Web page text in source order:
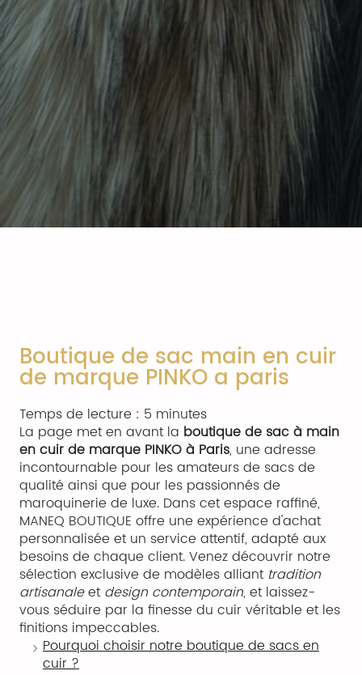
Boutique de sac main en cuir
de marque PINKO a paris
Temps de lecture : 5 minutes
La page met en avant la boutique de sac à main
en cuir de marque PINKO à Paris, une adresse
incontournable pour les amateurs de sacs de
qualité ainsi que pour les passionnés de
maroquinerie de luxe. Dans cet espace raffiné,
MANEQ BOUTIQUE offre une expérience d'achat
personnalisée et un service attentif, adapté aux
besoins de chaque client. Venez découvrir notre
sélection exclusive de modèles alliant tradition
artisanaleet design contemporain, et laissez-
vous séduire par la finesse du cuir véritable et les
finitions impeccables.
Pourquoi choisir notre boutique de sacs en
cuir ?